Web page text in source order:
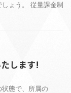
ょう。 従量課金制
します!
態で、所属の